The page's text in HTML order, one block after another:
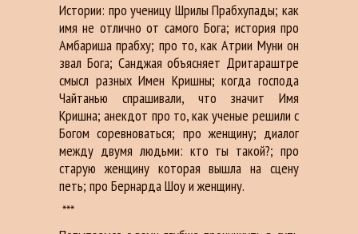
Истории: про ученицу Шрилы Прабхупады; как
имя не отлично от самого Бога; история про
Амбариша прабху; про то, как Атрии Муни он
звал Бога; Санджая объясняет Дритараштре
смысл разных Имен Кришны; когда господа
Чайтанью спрашивали, что значит Имя
Кришна; анекдот про то, как ученые решили с
Богом соревноваться; про женщину; диалог
между двумя людьми: кто ты такой?; про
старую женщину которая вышла на сцену
петь; про Бернарда Шоу и женщину.
***